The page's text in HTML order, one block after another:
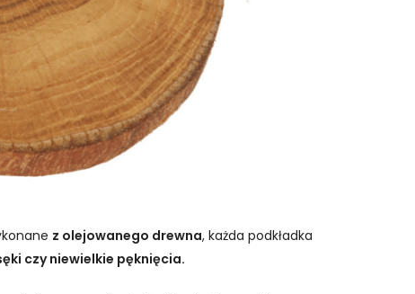
z olejowanego drewna, każda podkładka
czy niewielkie pęknięcia.